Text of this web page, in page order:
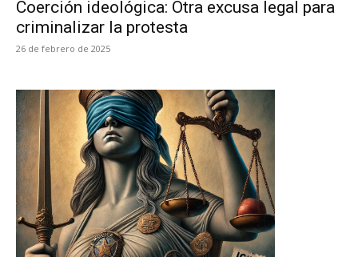
Coerción ideológica: Otra excusa legal para
criminalizar la protesta
26 de febrero de 2025